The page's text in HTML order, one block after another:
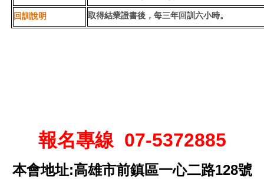
回訓說明 取得結業證書後，每三年回訓六小時。
報名專線 07-5372885
本會地址:高雄市前鎮區一心二路128號